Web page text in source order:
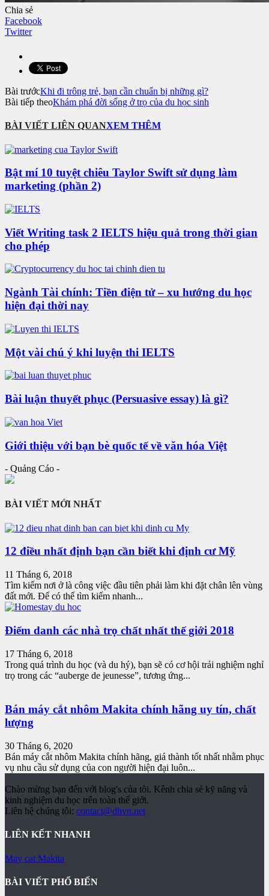
Chia sẻ
Facebook
Twitter
Bài trướcKhi đi trông trẻ, bạn cần chuẩn bị những gì?
Bài tiếp theoKhám phá đời sống ở trọ của du học sinh
BÀI VIẾT LIÊN QUANXEM THÊM
Bật mí 10 tuyệt chiêu Taylor Swift sử dụng làm
marketing (phần 2)
Viết Writing task 2 IELTS hiệu quả trong thời gian
cho phép
Ngành Tài chính: Tiền điện tử – xu hướng du học
hiện đại thời nay
Một vài chú ý khi luyện thi IELTS
Bài luận thuyết phục (Persuasive essay) là gì?
Giới thiệu với bạn bè quốc tế về văn hóa Việt
- Quảng Cáo -
BÀI VIẾT MỚI NHẤT
12 điều nhất định bạn cần biết khi định cư Mỹ
11 Tháng 6, 2018
Tìm kiếm nơi ở là công việc đầu tiên phải làm khi đặt chân lên vùng
đất mới. Để có thể tìm kiếm nhanh...
Điểm danh các nhà trọ chất nhất thế giới 2018
17 Tháng 6, 2018
Trong quá trình du học (và du hý), bạn sẽ có cơ hội trải nghiệm nghỉ
trọ trong các “auberge de jeunesse”, tương ứng...
Bán máy cắt nhôm Makita chính hãng uy tín, chất
lượng
30 Tháng 6, 2020
Bán máy cắt nhôm Makita chính hãng, giá thành tốt nhất nhằm phục
vụ nhu cầu sử dụng của con người hiện đại luôn...
Chào mừng bạn đến với blog's của tôi. Kênh chia sẻ kỹ năng và
kinh nghiệm du học trên toàn thế giới.
Liên hệ chúng tôi: contact@dhvn.net
LIÊN KẾT NHANH
May cat Makita
BÀI VIẾT PHỔ BIẾN